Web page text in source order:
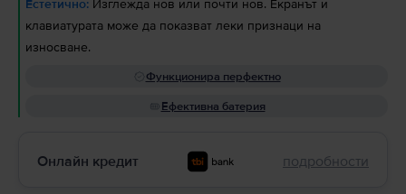
Естетично: Изглежда нов или почти нов. Екранът и
клавиатурата може да показват леки признаци на
износване.
Функционира перфектно
Ефективна батерия
Онлайн кредит подробности